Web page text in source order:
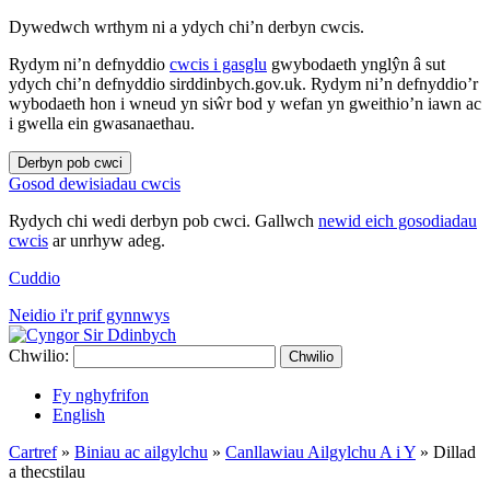
Dywedwch wrthym ni a ydych chi’n derbyn cwcis.
Rydym ni’n defnyddio cwcis i gasglu gwybodaeth ynglŷn â sut
ydych chi’n defnyddio sirddinbych.gov.uk. Rydym ni’n defnyddio’r
wybodaeth hon i wneud yn siŵr bod y wefan yn gweithio’n iawn ac
i gwella ein gwasanaethau.
Derbyn pob cwci
Gosod dewisiadau cwcis
Rydych chi wedi derbyn pob cwci. Gallwch newid eich gosodiadau
cwcis ar unrhyw adeg.
Cuddio
Neidio i'r prif gynnwys
Chwilio: Chwilio
Fy nghyfrifon
English
Cartref» Biniau ac ailgylchu » Canllawiau Ailgylchu A i Y » Dillad
a thecstilau